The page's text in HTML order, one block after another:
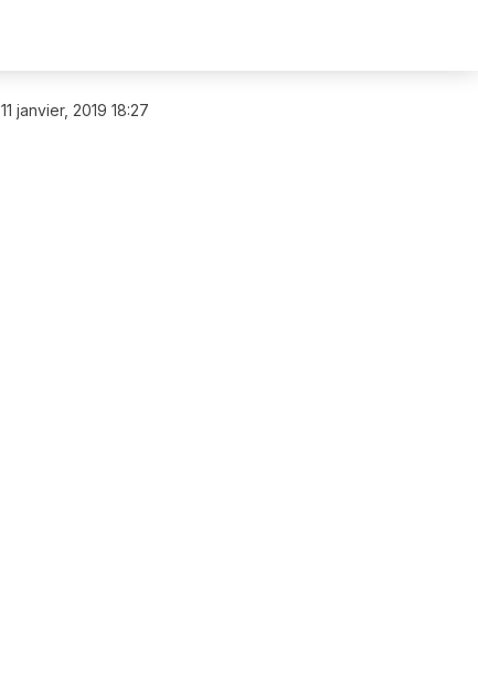
11 janvier, 2019 18:27